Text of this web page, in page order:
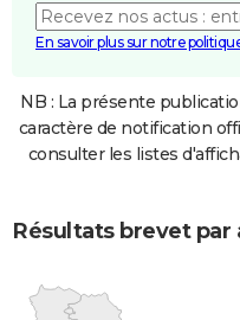
En savoir plus sur notre
NB : La présente
caractère de notification
consulter les listes
Résultats brevet par